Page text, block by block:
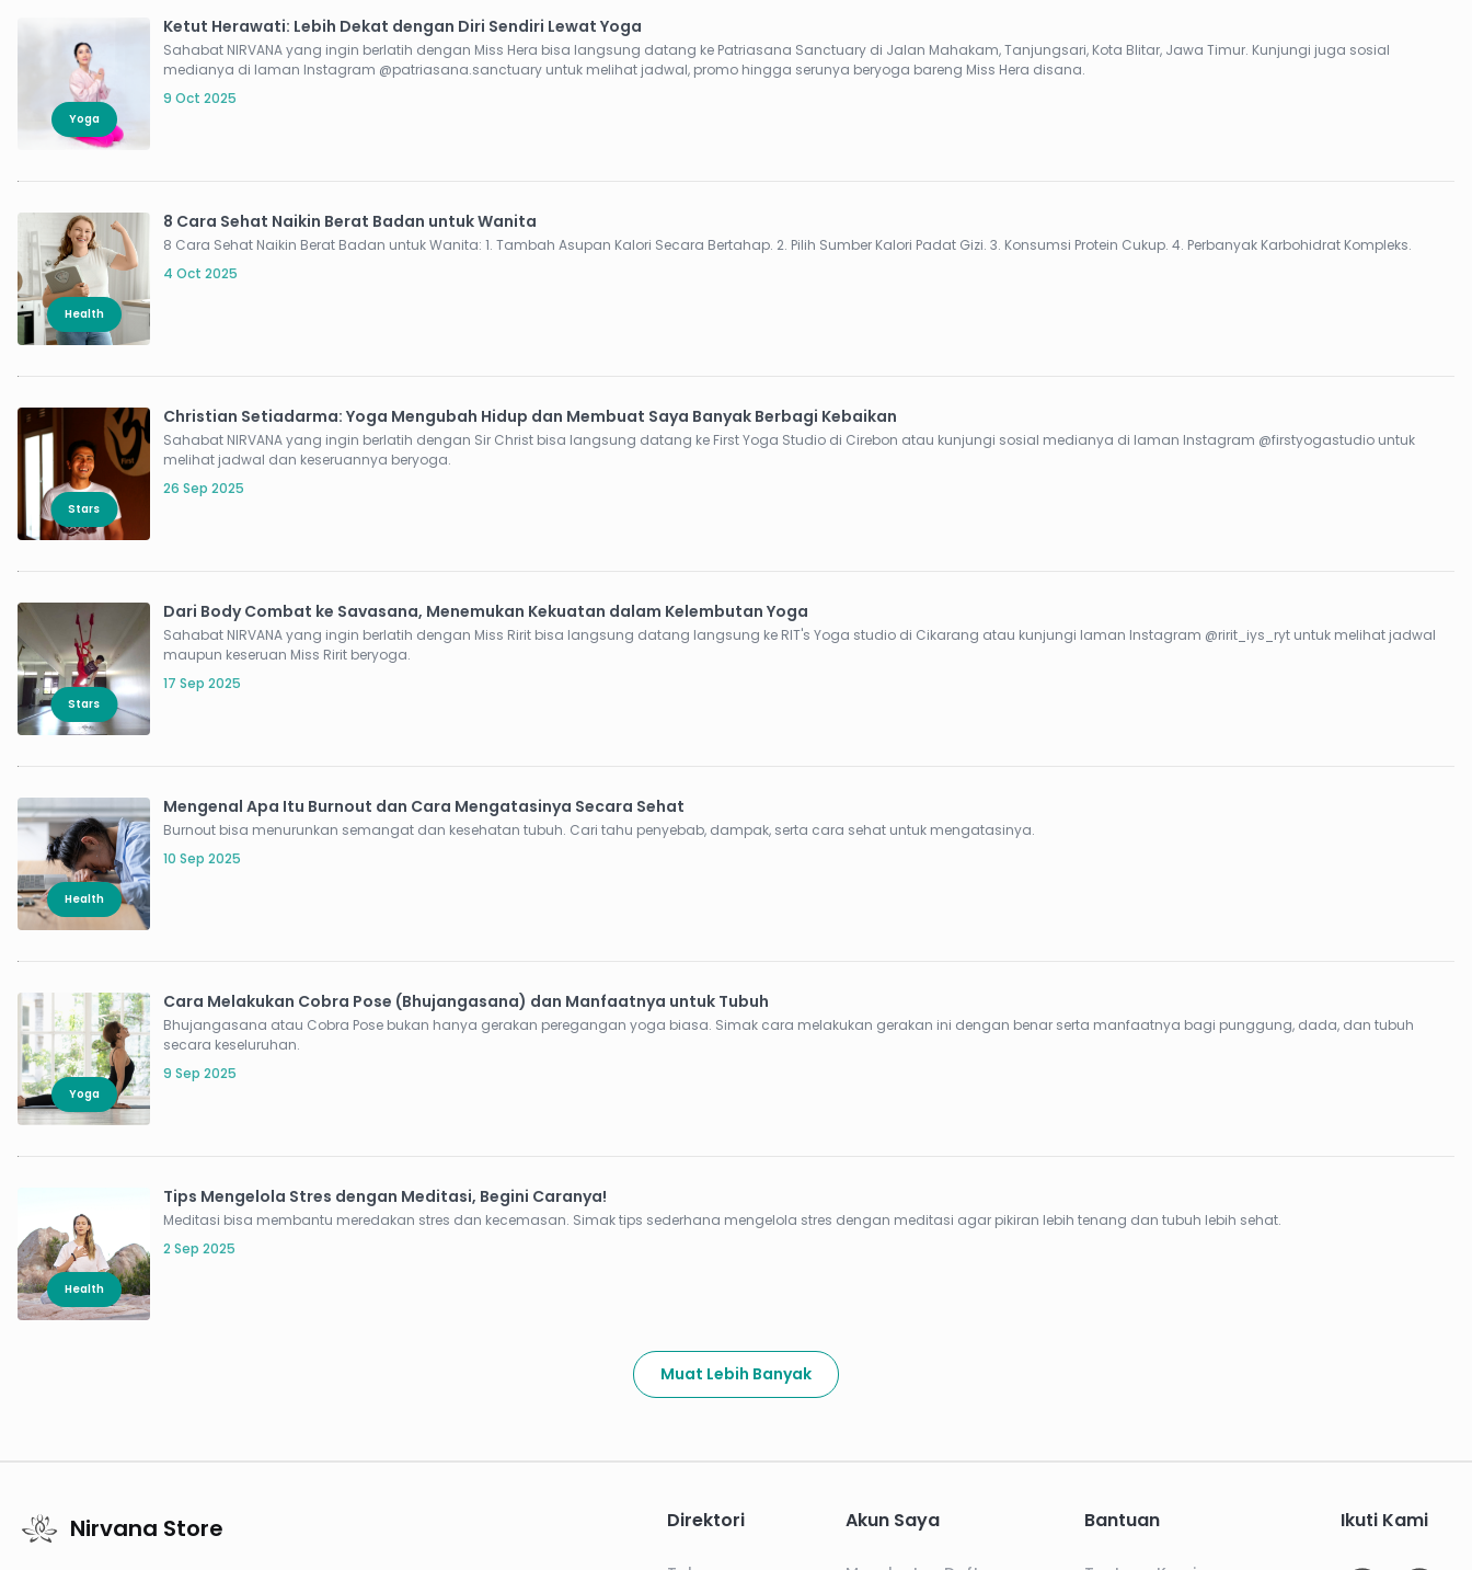
Yoga
Ketut Herawati: Lebih Dekat dengan Diri Sendiri Lewat Yoga
Sahabat NIRVANA yang ingin berlatih dengan Miss Hera bisa langsung datang ke Patriasana Sanctuary di Jalan Mahakam, Tanjungsari, Kota Blitar, Jawa Timur. Kunjungi juga sosial
medianya di laman Instagram @patriasana.sanctuary untuk melihat jadwal, promo hingga serunya beryoga bareng Miss Hera disana.
9 Oct 2025
Health
8 Cara Sehat Naikin Berat Badan untuk Wanita
8 Cara Sehat Naikin Berat Badan untuk Wanita: 1. Tambah Asupan Kalori Secara Bertahap. 2. Pilih Sumber Kalori Padat Gizi. 3. Konsumsi Protein Cukup. 4. Perbanyak Karbohidrat Kompleks.
4 Oct 2025
Stars
Christian Setiadarma: Yoga Mengubah Hidup dan Membuat Saya Banyak Berbagi Kebaikan
Sahabat NIRVANA yang ingin berlatih dengan Sir Christ bisa langsung datang ke First Yoga Studio di Cirebon atau kunjungi sosial medianya di laman Instagram @firstyogastudio untuk
melihat jadwal dan keseruannya beryoga.
26 Sep 2025
Stars
Dari Body Combat ke Savasana, Menemukan Kekuatan dalam Kelembutan Yoga
Sahabat NIRVANA yang ingin berlatih dengan Miss Ririt bisa langsung datang langsung ke RIT's Yoga studio di Cikarang atau kunjungi laman Instagram @ririt_iys_ryt untuk melihat jadwal
maupun keseruan Miss Ririt beryoga.
17 Sep 2025
Health
Mengenal Apa Itu Burnout dan Cara Mengatasinya Secara Sehat
Burnout bisa menurunkan semangat dan kesehatan tubuh. Cari tahu penyebab, dampak, serta cara sehat untuk mengatasinya.
10 Sep 2025
Yoga
Cara Melakukan Cobra Pose (Bhujangasana) dan Manfaatnya untuk Tubuh
Bhujangasana atau Cobra Pose bukan hanya gerakan peregangan yoga biasa. Simak cara melakukan gerakan ini dengan benar serta manfaatnya bagi punggung, dada, dan tubuh
secara keseluruhan.
9 Sep 2025
Health
Tips Mengelola Stres dengan Meditasi, Begini Caranya!
Meditasi bisa membantu meredakan stres dan kecemasan. Simak tips sederhana mengelola stres dengan meditasi agar pikiran lebih tenang dan tubuh lebih sehat.
2 Sep 2025
Muat Lebih Banyak
Nirvana Store Direktori Akun Saya Bantuan Ikuti Kami